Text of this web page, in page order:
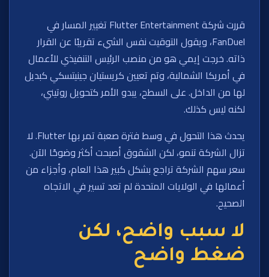
قررت شركة Flutter Entertainment تغيير المسار في
FanDuel، ويقول التوقيت نفس الشيء تقريبًا عن القرار
ذاته. خرجت إيمي هو من منصب الرئيس التنفيذي للأعمال
في أمريكا الشمالية، وتم تعيين كريستيان جينيتسكي كبديل
لها من الداخل. على السطح، يبدو الأمر كتحويل روتيني،
لكنه ليس كذلك.
يحدث هذا التحول في وسط فترة صعبة تمر بها Flutter. لا
تزال الشركة تنمو، لكن الشقوق أصبحت أكثر وضوحًا الآن.
سعر سهم الشركة تراجع بشكل كبير هذا العام، وأجزاء من
أعمالها في الولايات المتحدة لم تعد تسير في الاتجاه
الصحيح.
لا سبب واضح، لكن
ضغط واضح